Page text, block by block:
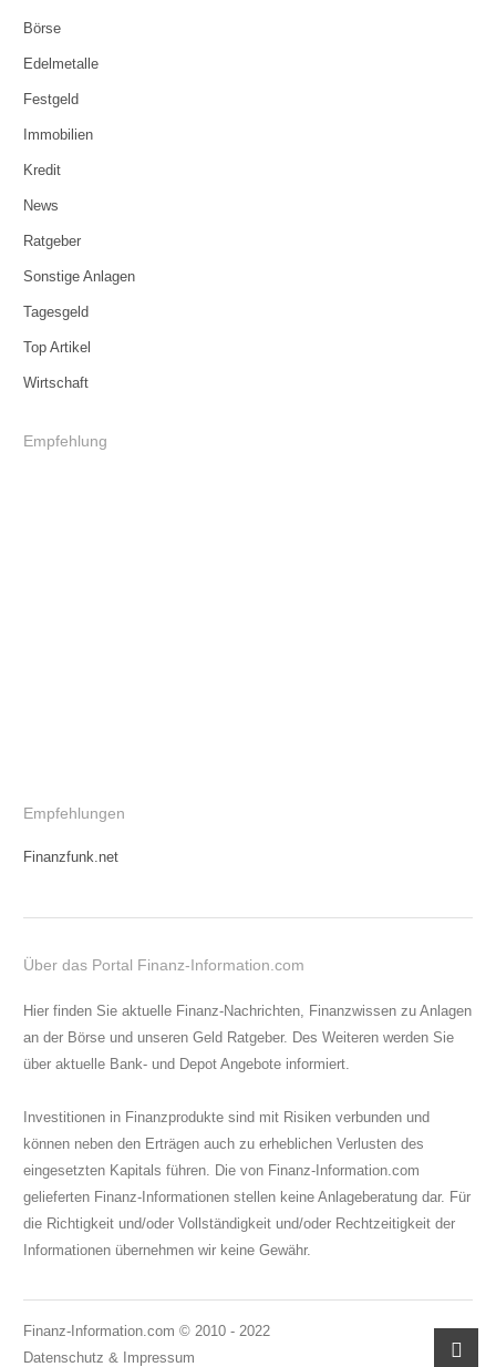
Börse
Edelmetalle
Festgeld
Immobilien
Kredit
News
Ratgeber
Sonstige Anlagen
Tagesgeld
Top Artikel
Wirtschaft
Empfehlung
Empfehlungen
Finanzfunk.net
Über das Portal Finanz-Information.com
Hier finden Sie aktuelle Finanz-Nachrichten, Finanzwissen zu Anlagen
an der Börse und unseren Geld Ratgeber. Des Weiteren werden Sie
über aktuelle Bank- und Depot Angebote informiert.
Investitionen in Finanzprodukte sind mit Risiken verbunden und
können neben den Erträgen auch zu erheblichen Verlusten des
eingesetzten Kapitals führen. Die von Finanz-Information.com
gelieferten Finanz-Informationen stellen keine Anlageberatung dar. Für
die Richtigkeit und/oder Vollständigkeit und/oder Rechtzeitigkeit der
Informationen übernehmen wir keine Gewähr.
Finanz-Information.com © 2010 - 2022
Datenschutz & Impressum